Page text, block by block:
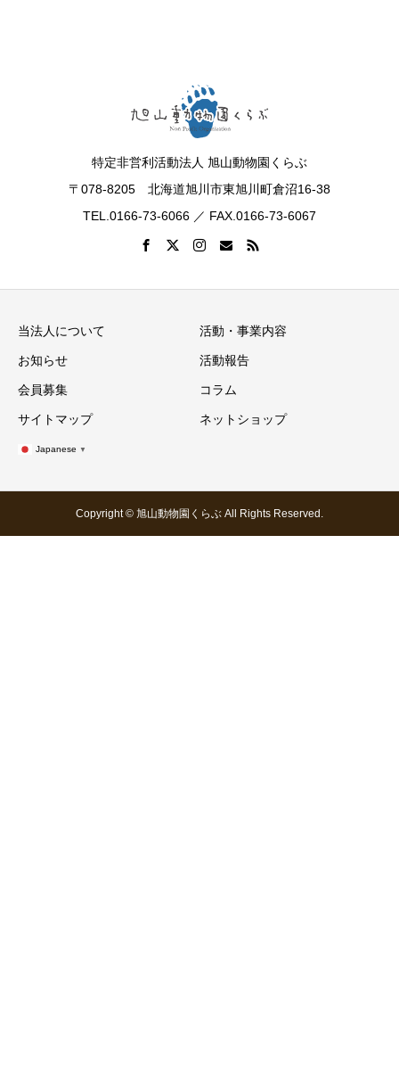
特定非営利活動法人 旭山動物園くらぶ
〒078-8205 北海道旭川市東旭川町倉沼16-38
TEL.0166-73-6066 ／ FAX.0166-73-6067
当法人について 活動・事業内容
お知らせ 活動報告
会員募集 コラム
サイトマップ ネットショップ
Japanese ▼
Copyright © 旭山動物園くらぶ All Rights Reserved.